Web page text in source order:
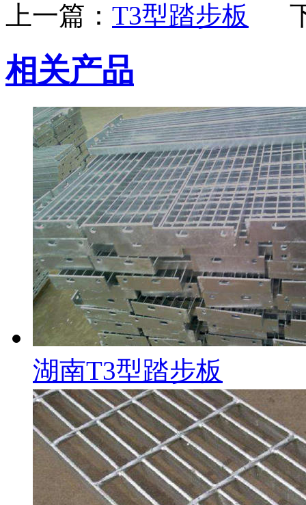
上一篇： T3型踏步板
相关产品
湖南T3型踏步板